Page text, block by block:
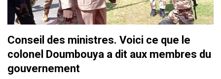
Conseil des ministres. Voici ce que le
colonel Doumbouya a dit aux membres du
gouvernement